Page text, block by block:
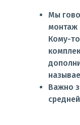
Мы
монтаж
Кому-
Важно